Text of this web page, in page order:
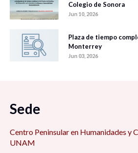
Colegio de Sonora
Jun 10, 2026
Plaza de tiempo
Monterrey
Jun 03, 2026
Sede
Centro Peninsular en Humanidades y
UNAM